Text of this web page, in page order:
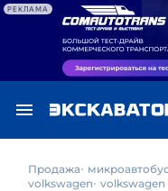
РЕКЛАМА
Продажа
volkswagen volkswagen